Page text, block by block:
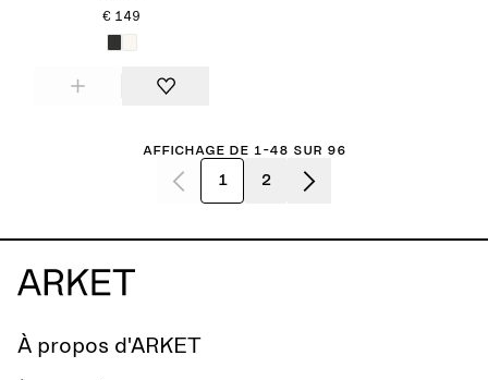
€ 149
Affichage de 1-48 sur 96
1 2
À propos d'ARKET